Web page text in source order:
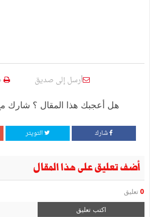
أرسل إلى صديق
هل أعجبك هذا المقال ؟ شارك
شارك التويتر
أضف تعليق على هذا المقال
0 تعليق
اكتب تعليق